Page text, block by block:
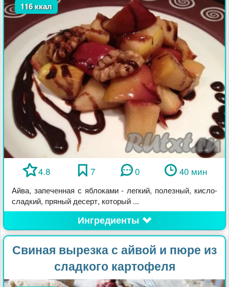
116 ккал
4.8 7 0 40 мин
Айва, запеченная с яблоками - легкий, полезный, кисло-
сладкий, пряный десерт, который ...
Ингредиенты
Свиная вырезка с айвой и пюре из
сладкого картофеля